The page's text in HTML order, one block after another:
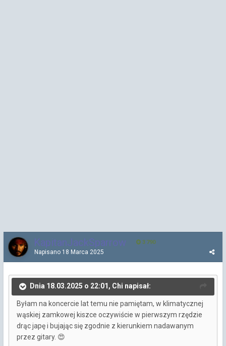
KapitanJackSparrow 3 790
Napisano 18 Marca 2025
Dnia 18.03.2025 o 22:01, Chi napisał:
Byłam na koncercie lat temu nie pamiętam, w klimatycznej
wąskiej zamkowej kiszce oczywiście w pierwszym rzędzie
drąc japę i bujając się zgodnie z kierunkiem nadawanym
przez gitary. 😍